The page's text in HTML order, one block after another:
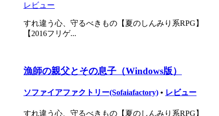
レビュー
すれ違う心、守るべきもの【夏のしんみり系RPG】
【2016フリゲ...
漁師の親父とその息子（Windows版）
ソファイアファクトリー(Sofaiafactory) • レビュー
すれ違う心、守るべきもの【夏のしんみり系RPG】